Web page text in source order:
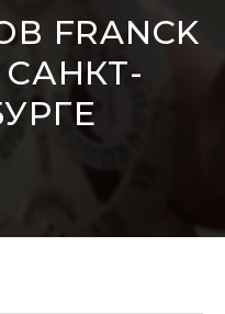
FRANCK
САНКТ-